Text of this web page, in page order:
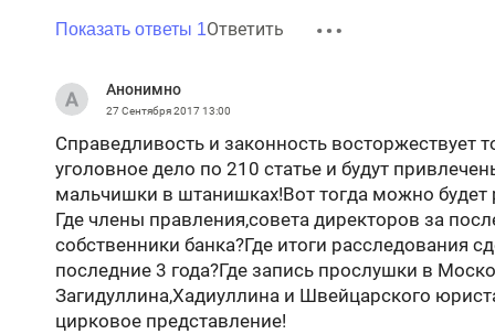
Показать ответы 1Ответить
Анонимно
27 Сентября 201713:00
Справедливость и законность восторжествует
уголовное дело по 210 статье и будут
мальчишки в штанишках!Вот тогда можно будет
Где члены правления,совета директоров за
собственники банка?Где итоги
последние 3 года?Где запись прослушки в
Загидуллина,Хадиуллина и Швейцарского
цирковое представление!